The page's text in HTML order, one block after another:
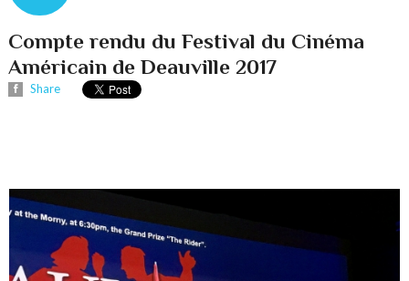
Compte rendu du Festival du Cinéma
Américain de Deauville 2017
Share